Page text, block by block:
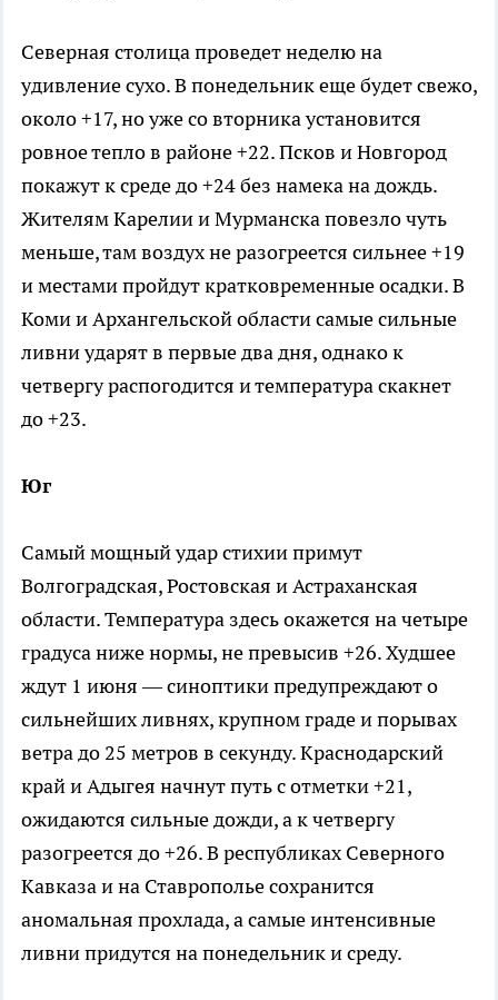
Северная столица проведет неделю на
удивление сухо. В понедельник еще будет свежо,
около +17, но уже со вторника установится
ровное тепло в районе +22. Псков и Новгород
покажут к среде до +24 без намека на дождь.
Жителям Карелии и Мурманска повезло чуть
меньше, там воздух не разогреется сильнее +19
и местами пройдут кратковременные осадки. В
Коми и Архангельской области самые сильные
ливни ударят в первые два дня, однако к
четвергу распогодится и температура скакнет
до +23.
Юг
Самый мощный удар стихии примут
Волгоградская, Ростовская и Астраханская
области. Температура здесь окажется на четыре
градуса ниже нормы, не превысив +26. Худшее
ждут 1 июня — синоптики предупреждают о
сильнейших ливнях, крупном граде и порывах
ветра до 25 метров в секунду. Краснодарский
край и Адыгея начнут путь с отметки +21,
ожидаются сильные дожди, а к четвергу
разогреется до +26. В республиках Северного
Кавказа и на Ставрополье сохранится
аномальная прохлада, а самые интенсивные
ливни придутся на понедельник и среду.